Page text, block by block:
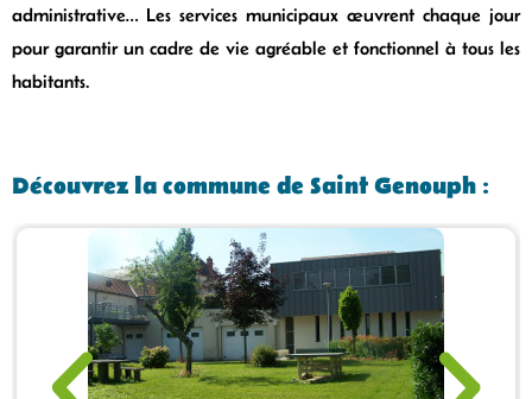
administrative… Les services municipaux œuvrent chaque jour
pour garantir un cadre de vie agréable et fonctionnel à tous les
habitants.
Découvrez la commune de Saint Genouph :